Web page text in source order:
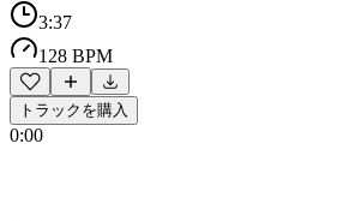
3:37
128 BPM
トラックを購入
0:00